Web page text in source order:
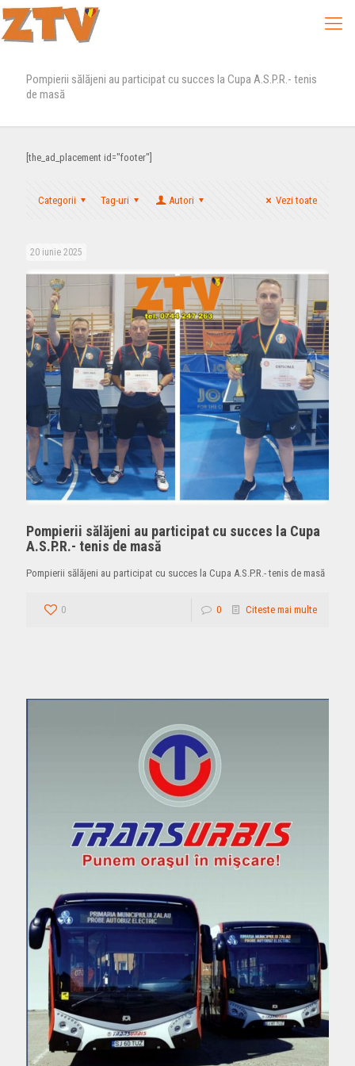
Pompierii sălăjeni au participat cu succes la Cupa A.S.P.R.- tenis
de masă
[the_ad_placement id="footer"]
Categorii Tag-uri Autori Vezi toate
20 iunie 2025
Pompierii sălăjeni au participat cu succes la Cupa
A.S.P.R.- tenis de masă
Pompierii sălăjeni au participat cu succes la Cupa A.S.P.R.- tenis de masă
0 0 Citeste mai multe